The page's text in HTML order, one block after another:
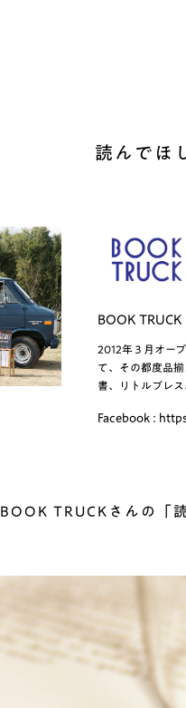
読んでほ
BOOK TRUCK
2012年３月オー
て、その都度品
書、リトルプレス
Facebook :
BOOK TRUCKさんの「